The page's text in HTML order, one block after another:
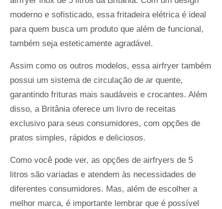
moderno e sofisticado, essa fritadeira elétrica é ideal
para quem busca um produto que além de funcional,
também seja esteticamente agradável.
Assim como os outros modelos, essa airfryer também
possui um sistema de circulação de ar quente,
garantindo frituras mais saudáveis e crocantes. Além
disso, a Britânia oferece um livro de receitas
exclusivo para seus consumidores, com opções de
pratos simples, rápidos e deliciosos.
Como você pode ver, as opções de airfryers de 5
litros são variadas e atendem às necessidades de
diferentes consumidores. Mas, além de escolher a
melhor marca, é importante lembrar que é possível